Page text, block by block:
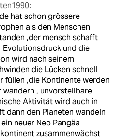
hat schon grössere
als den Menschen
,der mensch schafft
Evolutionsdruck und die
wird nach seinem
die Lücken schnell
füllen ,die Kontinente werden
wandern , unvorstellbare
Aktivität wird auch in
dann den Planeten wandeln
ein neuer Neo Pangäa
zusammenwächst